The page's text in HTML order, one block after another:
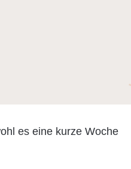
es eine kurze Woche